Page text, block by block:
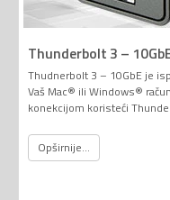
Thunderbolt 3 –
Thudnerbolt 3 – 10GbE je
Vaš Mac® ili Windows®
konekcijom koristeći
Opširnije...